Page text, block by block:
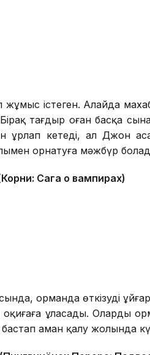
істеген. Алайда
тағдыр оған басқа
ұрлап кетеді, ал Джон
орнатуға мәжбүр
Сага о вампирах)
орманда өткізуді
ұласады. Олардың
аман қалу жолында